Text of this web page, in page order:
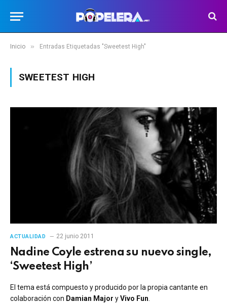
Inicio » Entradas Etiquetadas "Sweetest High"
SWEETEST HIGH
ACTUALIDAD 22 junio 2011
Nadine Coyle estrena su nuevo single,
‘Sweetest High’
El tema está compuesto y producido por la propia cantante en
colaboración con Damian Major yVivo Fun